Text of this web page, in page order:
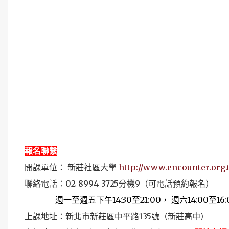
報名聯繫
開課單位： 新莊社區大學 http://
聯絡電話：02-8994-3725分機9（可電話預約報名）
週一至週五下午14:30至21:00， 週六14:00至
上課地址：新北市新莊區中平路135號（新莊高中）